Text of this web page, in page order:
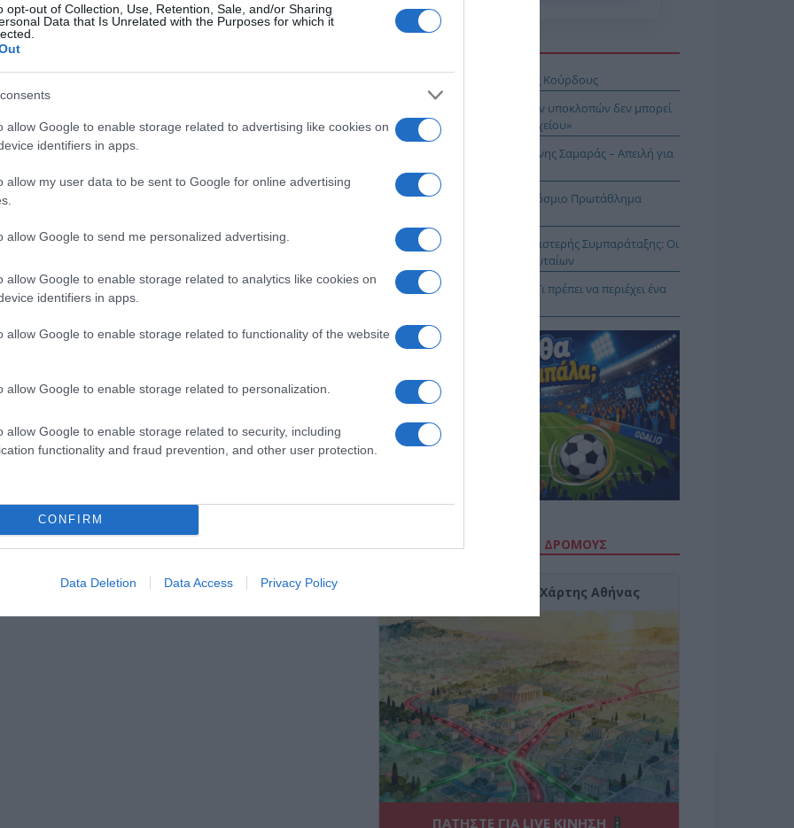
opt-out of Collection, Use, Retention, Sale, and/or Sharing
Data that Is Unrelated with the Purposes for which it
allow Google to enable storage related to advertising like cookies on
identifiers in apps.
allow my user data to be sent to Google for online advertising
allow Google to send me personalized advertising.
allow Google to enable storage related to analytics like cookies on
identifiers in apps.
allow Google to enable storage related to functionality of the website
allow Google to enable storage related to personalization.
allow Google to enable storage related to security, including
functionality and fraud prevention, and other user protection.
CONFIRM
Data Deletion Data Access Privacy Policy
από 200.000 θεατές στην Αθήνα και
τον κόσμο, τώρα στη Θεσσαλονίκη στο χώρο […]
Εικαστικών Τεχνών Ελλάδος –
Παρασκευή 12 Οκτωβρίου 2018, στις 7.00 μ.μ
Επιμελητηρίου Εικαστικών Τεχνών Ελλάδος/
Το σχέδιο του Ισραήλ για τους Κούρδους
Ε. Λιακούλη: «Το σκάνδαλο των υποκλοπών δεν μπορεί
να μείνει στο σκοτάδι ενός αρχείου»
ΤΟ ΠΑΡΟΝ: Ρυθμιστής ο Αντώνης Σαμαράς – Απειλή για
Ιππασία – Η Ελλάδα στο Παγκόσμιο Πρωτάθλημα
Ανακοίνωση της Ελληνικής Αριστερής Συμπαράταξης: Οι
«άριστοι» τελευταίοι των τελευταίων
Ελληνικός Ερυθρός Σταυρός: Τι πρέπει να περιέχει ένα
ΔΕΙΤΕ ΤΗΝ ΚΙΝΗΣΗ ΣΤΟΥΣ ΔΡΌΜΟΥΣ
Κίνηση Τώρα: Live Χάρτης Αθήνας
ΠΑΤΗΣΤΕ ΓΙΑ LIVE ΚΙΝΗΣΗ